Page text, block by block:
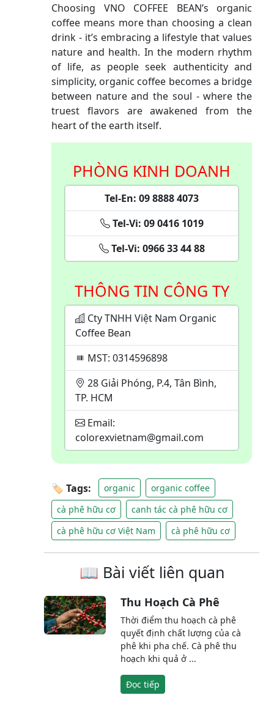
Choosing VNO COFFEE BEAN’s organic
coffee means more than choosing a clean
drink - it’s embracing a lifestyle that values
nature and health. In the modern rhythm
of life, as people seek authenticity and
simplicity, organic coffee becomes a bridge
between nature and the soul - where the
truest flavors are awakened from the
heart of the earth itself.
PHÒNG KINH DOANH
Tel-En: 09 8888 4073
Tel-Vi: 09 0416 1019
Tel-Vi: 0966 33 44 88
THÔNG TIN CÔNG TY
Cty TNHH Việt Nam Organic
Coffee Bean
MST: 0314596898
28 Giải Phóng, P.4, Tân Bình,
TP. HCM
Email:
colorexvietnam@gmail.com
🏷 Tags: organic
organic coffee
cà phê hữu cơ
canh tác cà phê hữu cơ
cà phê hữu cơ Việt Nam
cà phê hữu cơ
📖 Bài viết liên quan
Thu Hoạch Cà Phê
Thời điểm thu hoạch cà phê
quyết định chất lượng của cà
phê khi pha chế. Cà phê thu
hoạch khi quả ở ...
Đọc tiếp